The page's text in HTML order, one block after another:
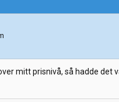
mitt prisnivå, så hadde det